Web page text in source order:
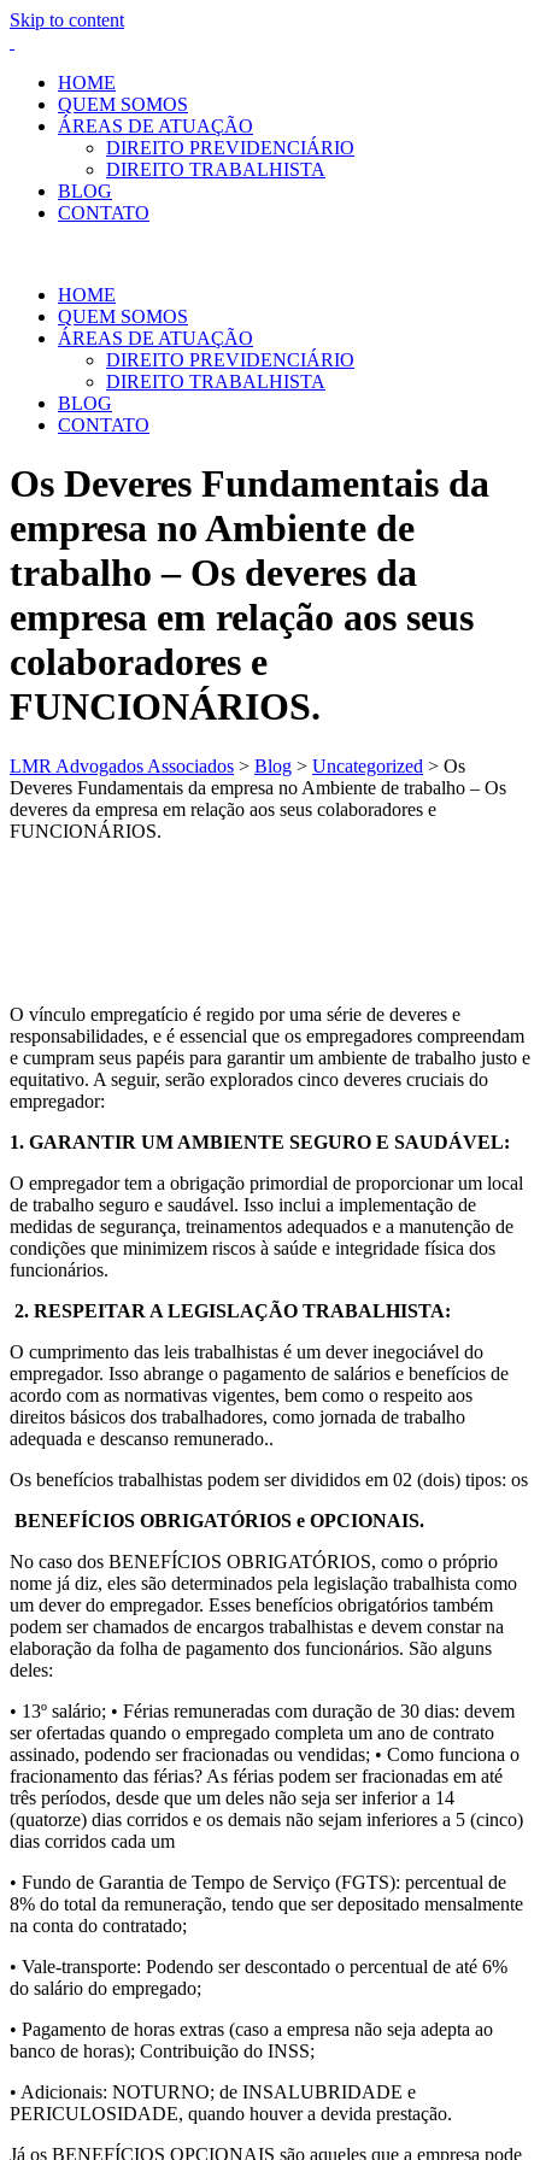
Skip to content
HOME
QUEM SOMOS
ÁREAS DE ATUAÇÃO
DIREITO PREVIDENCIÁRIO
DIREITO TRABALHISTA
BLOG
CONTATO
HOME
QUEM SOMOS
ÁREAS DE ATUAÇÃO
DIREITO PREVIDENCIÁRIO
DIREITO TRABALHISTA
BLOG
CONTATO
Os Deveres Fundamentais da
empresa no Ambiente de
trabalho – Os deveres da
empresa em relação aos seus
colaboradores e
FUNCIONÁRIOS.
LMR Advogados Associados > Blog > Uncategorized > Os
Deveres Fundamentais da empresa no Ambiente de trabalho – Os
deveres da empresa em relação aos seus colaboradores e
FUNCIONÁRIOS.
O vínculo empregatício é regido por uma série de deveres e
responsabilidades, e é essencial que os empregadores compreendam
e cumpram seus papéis para garantir um ambiente de trabalho justo e
equitativo. A seguir, serão explorados cinco deveres cruciais do
empregador:
1. GARANTIR UM AMBIENTE SEGURO E SAUDÁVEL:
O empregador tem a obrigação primordial de proporcionar um local
de trabalho seguro e saudável. Isso inclui a implementação de
medidas de segurança, treinamentos adequados e a manutenção de
condições que minimizem riscos à saúde e integridade física dos
funcionários.
2. RESPEITAR A LEGISLAÇÃO TRABALHISTA:
O cumprimento das leis trabalhistas é um dever inegociável do
empregador. Isso abrange o pagamento de salários e benefícios de
acordo com as normativas vigentes, bem como o respeito aos
direitos básicos dos trabalhadores, como jornada de trabalho
adequada e descanso remunerado..
Os benefícios trabalhistas podem ser divididos em 02 (dois) tipos: os
BENEFÍCIOS OBRIGATÓRIOS e OPCIONAIS.
No caso dos BENEFÍCIOS OBRIGATÓRIOS, como o próprio
nome já diz, eles são determinados pela legislação trabalhista como
um dever do empregador. Esses benefícios obrigatórios também
podem ser chamados de encargos trabalhistas e devem constar na
elaboração da folha de pagamento dos funcionários. São alguns
deles:
• 13º salário; • Férias remuneradas com duração de 30 dias: devem
ser ofertadas quando o empregado completa um ano de contrato
assinado, podendo ser fracionadas ou vendidas; • Como funciona o
fracionamento das férias? As férias podem ser fracionadas em até
três períodos, desde que um deles não seja ser inferior a 14
(quatorze) dias corridos e os demais não sejam inferiores a 5 (cinco)
dias corridos cada um
• Fundo de Garantia de Tempo de Serviço (FGTS): percentual de
8% do total da remuneração, tendo que ser depositado mensalmente
na conta do contratado;
• Vale-transporte: Podendo ser descontado o percentual de até 6%
do salário do empregado;
• Pagamento de horas extras (caso a empresa não seja adepta ao
banco de horas); Contribuição do INSS;
• Adicionais: NOTURNO; de INSALUBRIDADE e
PERICULOSIDADE, quando houver a devida prestação.
Já os BENEFÍCIOS OPCIONAIS são aqueles que a empresa pode